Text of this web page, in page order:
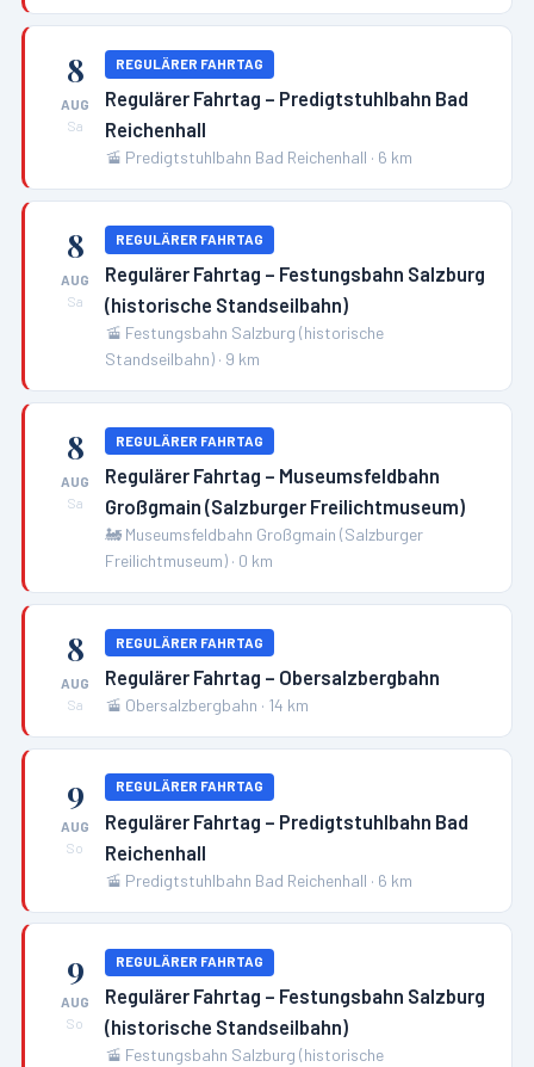
8
AUG
Sa
REGULÄRER FAHRTAG
Regulärer Fahrtag – Predigtstuhlbahn Bad
Reichenhall
🚡 Predigtstuhlbahn Bad Reichenhall · 6 km
8
AUG
Sa
REGULÄRER FAHRTAG
Regulärer Fahrtag – Festungsbahn Salzburg
(historische Standseilbahn)
🚡 Festungsbahn Salzburg (historische
Standseilbahn) · 9 km
8
AUG
Sa
REGULÄRER FAHRTAG
Regulärer Fahrtag – Museumsfeldbahn
Großgmain (Salzburger Freilichtmuseum)
🚂 Museumsfeldbahn Großgmain (Salzburger
Freilichtmuseum) · 0 km
8
AUG
Sa
REGULÄRER FAHRTAG
Regulärer Fahrtag – Obersalzbergbahn
🚡 Obersalzbergbahn · 14 km
9
AUG
So
REGULÄRER FAHRTAG
Regulärer Fahrtag – Predigtstuhlbahn Bad
Reichenhall
🚡 Predigtstuhlbahn Bad Reichenhall · 6 km
9
AUG
So
REGULÄRER FAHRTAG
Regulärer Fahrtag – Festungsbahn Salzburg
(historische Standseilbahn)
🚡 Festungsbahn Salzburg (historische